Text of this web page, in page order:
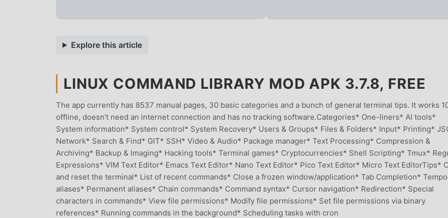
Explore this article
LINUX COMMAND LIBRARY MOD APK 3.7.8, FREE
The app currently has 8537 manual pages, 30 basic categories and a bunch of general terminal tips. It works
offline, doesn't need an internet connection and has no tracking software.Categories* One-liners* AI tools*
System information* System control* System Recovery* Users & Groups* Files & Folders* Input* Printing*
Network* Search & Find* GIT* SSH* Video & Audio* Package manager* Text Processing* Compression &
Archiving* Backup & Imaging* Hacking tools* Terminal games* Cryptocurrencies* Shell Scripting* Tmux*
Expressions* VIM Text Editor* Emacs Text Editor* Nano Text Editor* Pico Text Editor* Micro Text EditorTips*
and reset the terminal* List of recent commands* Close a frozen window/application* Tab Completion*
aliases* Permanent aliases* Chain commands* Command syntax* Cursor navigation* Redirection* Special
characters in commands* View file permissions* Modify file permissions* Set file permissions via binary
references* Running commands in the background* Scheduling tasks with cron